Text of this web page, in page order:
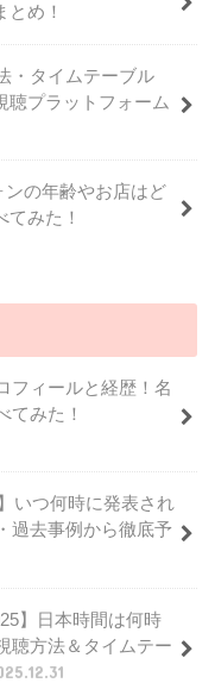
め！
・タイムテーブル
聴プラットフォーム
の年齢やお店はど
みた！
フィールと経歴！名
てみた！
いつ何時に発表され
過去事例から徹底予
】日本時間は何時
聴方法＆タイムテー